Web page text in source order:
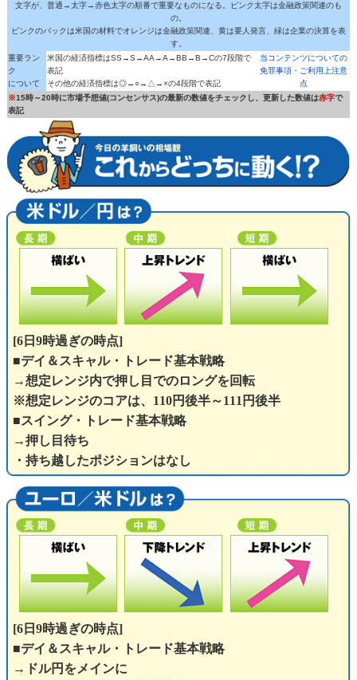
文字が、普通→太字→赤色太字の順番で重要なものになる。ピンク太字は金融政策関連のも
の。
ピンクのバックは米国の材料でオレンジは金融政策関連、黄は要人発言、緑は企業の決算を表
す。
重要ラン
ク
について
米国の経済指標はSS→S→AA→A→BB→B→Cの7段階で
表記
その他の経済指標は◎→○→△→×の4段階で表記
当コンテンツについての
免罪事項・ご利用上注意
点
※15時～20時に市場予想値(コンセンサス)の最新の数値をチェックし、更新した数値は赤字で
表記
[6日9時過ぎの時点]
■デイ＆スキャル・トレード基本戦略
→想定レンジ内で押し目でのロングを回転
※想定レンジのコアは、110円後半～111円後半
■スイング・トレード基本戦略
→押し目待ち
・持ち越したポジションはなし
[6日9時過ぎの時点]
■デイ＆スキャル・トレード基本戦略
→ドル円をメインに